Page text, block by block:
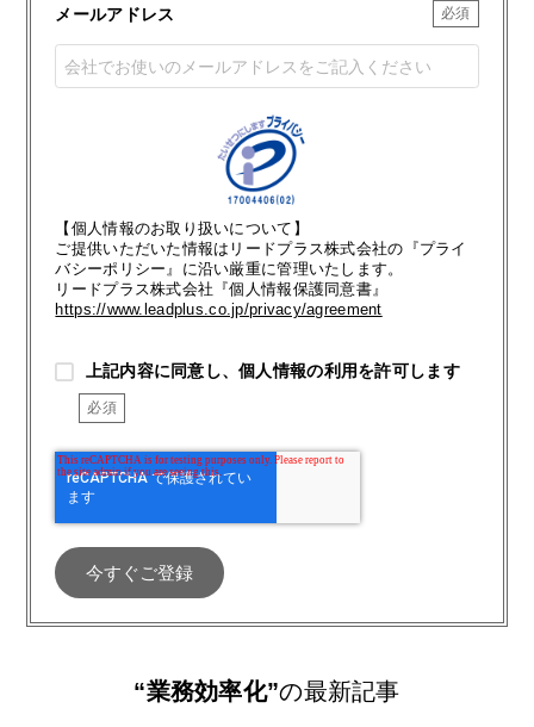
メールアドレス
【個人情報のお取り扱いについて】
ご提供いただいた情報はリードプラス株式会社の『プライ
バシーポリシー』に沿い厳重に管理いたします。
リードプラス株式会社『個人情報保護同意書』
https://www.leadplus.co.jp/privacy/agreement
上記内容に同意し、個人情報の利用を許可します
“業務効率化”の最新記事